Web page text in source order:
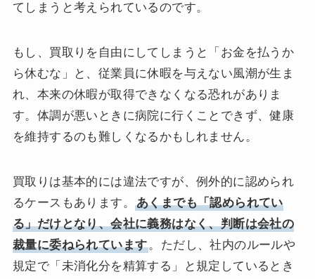
てしまうと考えられているのです。
もし、買取りを自由にしてしまうと「お金を払うか
ら休むな」と、従業員に休暇を与えない風潮が生ま
れ、本来の休暇が取得できなくなる恐れがありま
す。体調が悪いときに病院に行くことできず、健康
を維持するのも難しくなるかもしれません。
買取りは基本的には違法ですが、例外的に認められ
るケースもあります。
あくまでも「認められてい
る」だけとなり、会社に義務はなく、判断は会社の
裁量に委ねられています。ただし、社内のルールや
規定で「未消化分を精算する」と規定しているとき